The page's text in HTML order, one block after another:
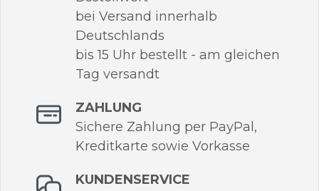
bei Versand innerhalb
Deutschlands
bis 15 Uhr bestellt - am gleichen
Tag versandt
ZAHLUNG
Sichere Zahlung per PayPal,
Kreditkarte sowie Vorkasse
KUNDENSERVICE